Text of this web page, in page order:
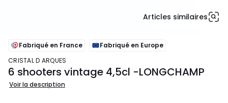
Articles similaires
Fabriqué en France
Fabriqué en Europe
CRISTAL D ARQUES
6 shooters vintage 4,5cl -LONGCHAMP
Voir la description